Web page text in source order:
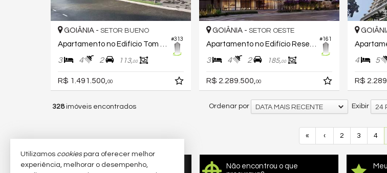
#313
GOIÂNIA - SETOR BUENO
Apartamento no Edifício Tom Bueno
3 4 2 113,00
R$ 1.491.500,00
#161
GOIÂNIA - SETOR OESTE
Apartamento no Edifício Reserva Newest
3 4 2 185,00
R$ 2.289.500,00
4 5
R$
328imóveis encontrados Exibir 24
Ordenar por DATA MAIS RECENTE
« ‹ 2 3 4
Quer vender seu imóvel?
Não encontrou o que
Utilizamos cookiespara oferecer melhor
experiência, melhorar o desempenho,